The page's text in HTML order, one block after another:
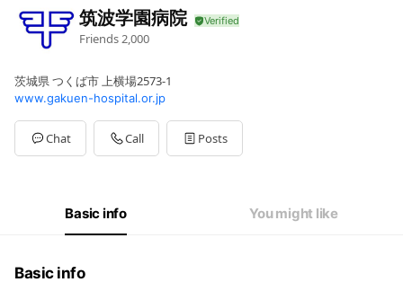
筑波学園病院
Friends2,000
茨城県 つくば市 上横場2573-1
www.gakuen-hospital.or.jp
Chat Call Posts
Basic info You might like
Basic info